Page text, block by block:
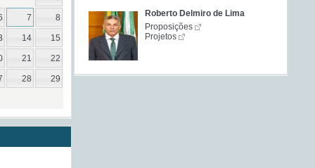
Roberto Delmiro de Lima
Proposições
Projetos
7 8
14 15
21 22
28 29